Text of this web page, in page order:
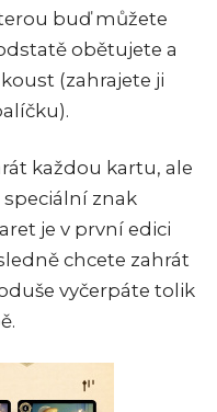
buď můžete
obětujete a
(zahrajete ji
každou kartu, ale
znak
je v první edici
chcete zahrát
vyčerpáte tolik